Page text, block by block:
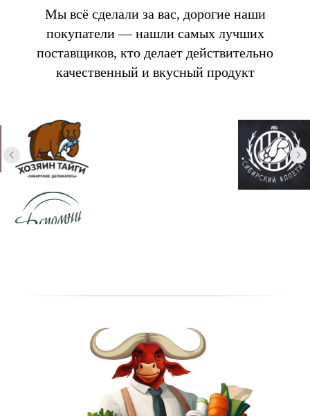
Мы всё сделали за вас, дорогие наши
покупатели — нашли самых лучших
поставщиков, кто делает действительно
качественный и вкусный продукт